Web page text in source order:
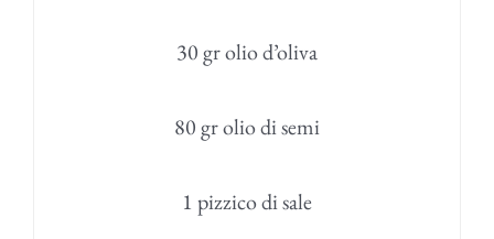
30 gr olio d’oliva
80 gr olio di semi
1 pizzico di sale